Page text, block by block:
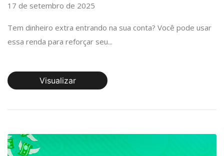
17 de setembro de 2025
Tem dinheiro extra entrando na sua conta? Você pode usar
essa renda para reforçar seu...
Visualizar